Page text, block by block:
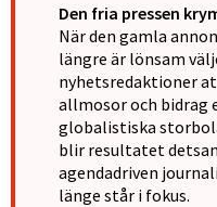
Den fria pressen
När den gamla
längre är lönsam
nyhetsredaktioner
allmosor och
globalistiska
blir resultatet
agendadriven
länge står i fokus.